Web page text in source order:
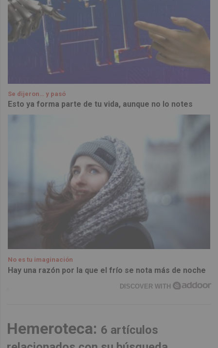
Se dijeron… y pasó
Esto ya forma parte de tu vida, aunque no lo notes
No es tu imaginación
Hay una razón por la que el frío se nota más de noche
DISCOVER WITH
Hemeroteca: 6 artículos